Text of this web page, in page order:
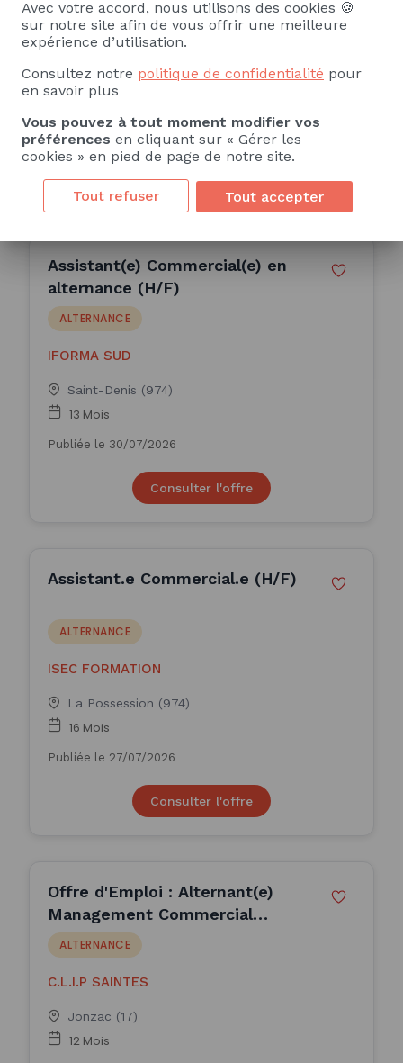
ALTERNANCE
IFORMA SUD
Saint-Pierre (974)
13 Mois
Publiée le 04/08/2026
Assistant(e) Commercial(e) en
alternance (H/F)
ALTERNANCE
IFORMA SUD
Saint-Denis (974)
13 Mois
Publiée le 30/07/2026
Consulter l'offre
Assistant.e Commercial.e (H/F)
ALTERNANCE
ISEC FORMATION
La Possession (974)
16 Mois
Publiée le 27/07/2026
Consulter l'offre
Offre d'Emploi : Alternant(e)
Management Commercial
Opérationnel (H/F)
ALTERNANCE
C.L.I.P SAINTES
Jonzac (17)
12 Mois
Avec votre accord, nous utilisons des cookies 🍪
sur notre site afin de vous offrir une meilleure
expérience d’utilisation.
Consultez notre politique de confidentialité pour
en savoir plus
Vous pouvez à tout moment modifier vos
préférences en cliquant sur « Gérer les
cookies » en pied de page de notre site.
Tout refuser Tout accepter